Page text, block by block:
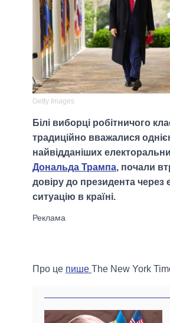
Getty Images
Білі виборці робітничого
традиційно вважалися
найвідданіших
Дональда Трампа, почали
довіру до президента через
ситуацію в країні.
Про це пише The New York